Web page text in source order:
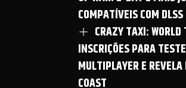
COMPATÍVEIS COM
CRAZY TAXI: WORLD
INSCRIÇÕES PARA
MULTIPLAYER E
COAST